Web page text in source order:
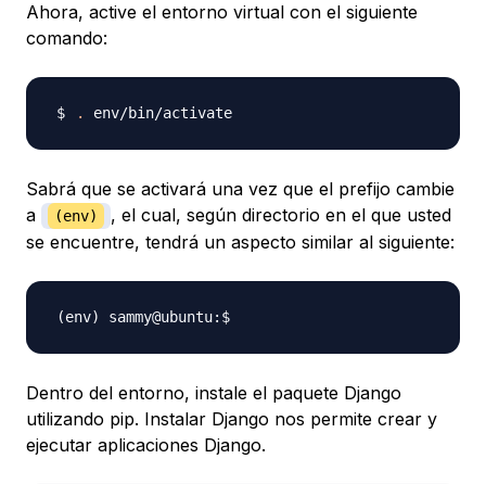
Ahora, active el entorno virtual con el siguiente
comando:
.
Sabrá que se activará una vez que el prefijo cambie
a
(env)
, el cual, según directorio en el que usted
se encuentre, tendrá un aspecto similar al siguiente:
Dentro del entorno, instale el paquete Django
utilizando pip. Instalar Django nos permite crear y
ejecutar aplicaciones Django.